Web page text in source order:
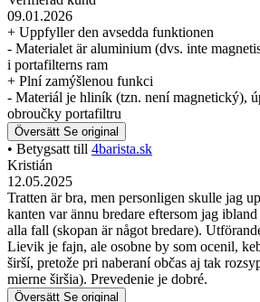
09.01.2026
+ Uppfyller den avsedda funktionen
- Materialet är aluminium (dvs. inte
i portafilterns ram
+ Plní zamýšlenou funkci
- Materiál je hliník (tzn. není magnetický),
obroučky portafiltru
Översätt Se original
• Betygsatt till 4barista.sk
Kristián
12.05.2025
Tratten är bra, men personligen skulle jag
kanten var ännu bredare eftersom jag
alla fall (skopan är något bredare).
Lievik je fajn, ale osobne by som ocenil,
širší, pretože pri naberaní občas aj tak
mierne širšia). Prevedenie je dobré.
Översätt Se original